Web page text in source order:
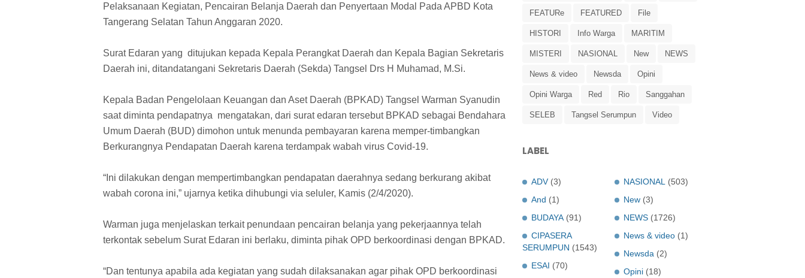
Pelaksanaan Kegiatan, Pencairan Belanja Daerah dan Penyertaan Modal Pada APBD Kota
Tangerang Selatan Tahun Anggaran 2020.
Surat Edaran yang ditujukan kepada Kepala Perangkat Daerah dan Kepala Bagian Sekretaris
Daerah ini, ditandatangani Sekretaris Daerah (Sekda) Tangsel Drs H Muhamad, M.Si.
Kepala Badan Pengelolaan Keuangan dan Aset Daerah (BPKAD) Tangsel Warman Syanudin
saat diminta pendapatnya mengatakan, dari surat edaran tersebut BPKAD sebagai Bendahara
Umum Daerah (BUD) dimohon untuk menunda pembayaran karena memper-timbangkan
Berkurangnya Pendapatan Daerah karena terdampak wabah virus Covid-19.
“Ini dilakukan dengan mempertimbangkan pendapatan daerahnya sedang berkurang akibat
wabah corona ini,” ujarnya ketika dihubungi via seluler, Kamis (2/4/2020).
Warman juga menjelaskan terkait penundaan pencairan belanja yang pekerjaannya telah
terkontak sebelum Surat Edaran ini berlaku, diminta pihak OPD berkoordinasi dengan BPKAD.
“Dan tentunya apabila ada kegiatan yang sudah dilaksanakan agar pihak OPD berkoordinasi
FEATURe FEATURED File
HISTORI Info Warga MARITIM
MISTERI NASIONAL New NEWS
News & video Newsda Opini
Opini Warga Red Rio Sanggahan
SELEB Tangsel Serumpun Video
LABEL
ADV (3)
And (1)
BUDAYA (91)
CIPASERA
SERUMPUN (1543)
ESAI (70)
NASIONAL
(503)
New (3)
NEWS (1726)
News & video (1)
Newsda (2)
Opini (18)